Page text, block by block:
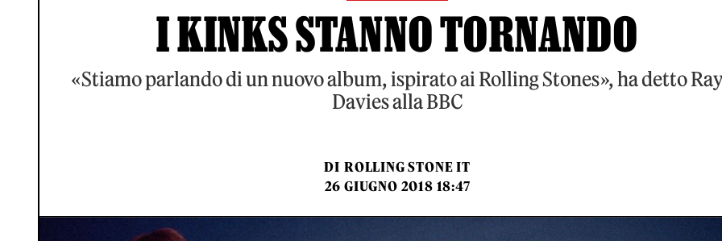
I KINKS STANNO TORNANDO
«Stiamo parlando di un nuovo album, ispirato ai Rolling Stones», ha detto
Davies alla BBC
DI ROLLING STONE IT
26 GIUGNO 2018 18:47